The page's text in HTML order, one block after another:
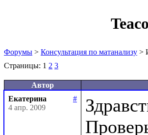
Форумы > Консультация по матанализу >
Страницы: 1 2 3
Автор
Екатерина
#
4 апр. 2009